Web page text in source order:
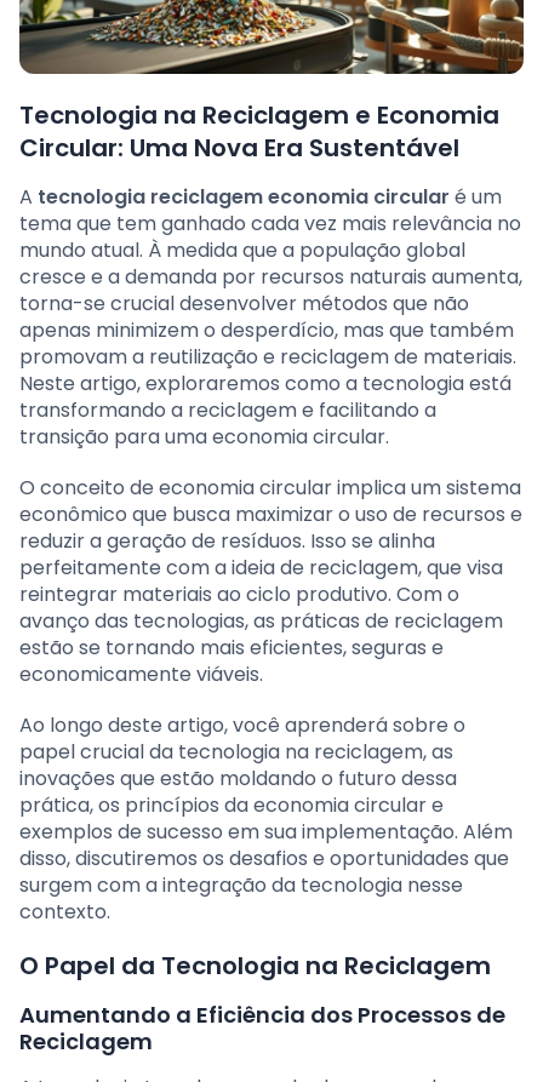
Tecnologia na Reciclagem e Economia
Circular: Uma Nova Era Sustentável
A tecnologia reciclagem economia circular é um
tema que tem ganhado cada vez mais relevância no
mundo atual. À medida que a população global
cresce e a demanda por recursos naturais aumenta,
torna-se crucial desenvolver métodos que não
apenas minimizem o desperdício, mas que também
promovam a reutilização e reciclagem de materiais.
Neste artigo, exploraremos como a tecnologia está
transformando a reciclagem e facilitando a
transição para uma economia circular.
O conceito de economia circular implica um sistema
econômico que busca maximizar o uso de recursos e
reduzir a geração de resíduos. Isso se alinha
perfeitamente com a ideia de reciclagem, que visa
reintegrar materiais ao ciclo produtivo. Com o
avanço das tecnologias, as práticas de reciclagem
estão se tornando mais eficientes, seguras e
economicamente viáveis.
Ao longo deste artigo, você aprenderá sobre o
papel crucial da tecnologia na reciclagem, as
inovações que estão moldando o futuro dessa
prática, os princípios da economia circular e
exemplos de sucesso em sua implementação. Além
disso, discutiremos os desafios e oportunidades que
surgem com a integração da tecnologia nesse
contexto.
O Papel da Tecnologia na Reciclagem
Aumentando a Eficiência dos Processos de
Reciclagem